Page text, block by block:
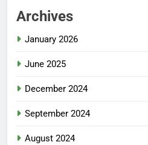
Archives
January 2026
June 2025
December 2024
September 2024
August 2024